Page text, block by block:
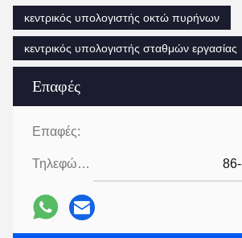
Επαφές
Επαφές:
Τηλεφώνημα:
κεντρικός υπολογιστής οκτώ πυρήνων
κεντρικός υπολογιστής σταθμών εργασίας